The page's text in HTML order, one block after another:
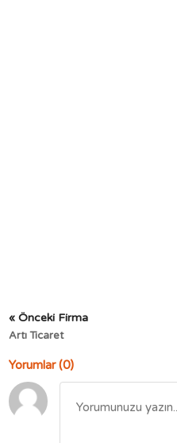
« Önceki Firma
Artı Ticaret
Yorumlar (0)